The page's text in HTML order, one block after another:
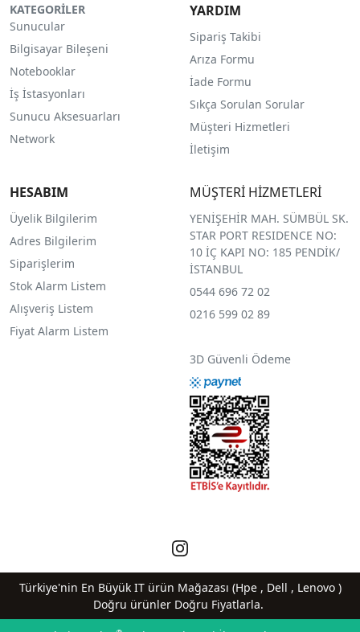
KATEGORİLER
Sunucular
Bilgisayar Bileşeni
Notebooklar
İş İstasyonları
Sunucu Aksesuarları
Network
YARDIM
Sipariş Takibi
Arıza Formu
İade Formu
Sıkça Sorulan Sorular
Müşteri Hizmetleri
İletişim
HESABIM
Üyelik Bilgilerim
Adres Bilgilerim
Siparişlerim
Stok Alarm Listem
Alışveriş Listem
Fiyat Alarm Listem
MÜŞTERİ HİZMETLERİ
YENİŞEHİR MAH. SÜMBÜL SK.
STAR PORT RESIDENCE NO:
10 İÇ KAPI NO: 185 PENDİK/
İSTANBUL
0544 696 72 02
0216 599 02 89
3D Güvenli Ödeme
Türkiye'nin En Büyük IT ürün Mağazası (Hpe , Dell , Lenovo )
Doğru ürünler Doğru Fiyatlarla.